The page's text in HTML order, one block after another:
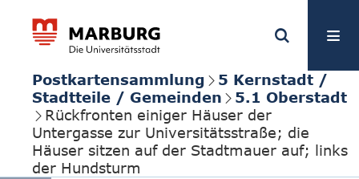
Postkartensammlung
5 Kernstadt /
Stadtteile / Gemeinden
5.1 Oberstadt
Rückfronten einiger Häuser der
Untergasse zur Universitätsstraße; die
Häuser sitzen auf der Stadtmauer auf; links
der Hundsturm